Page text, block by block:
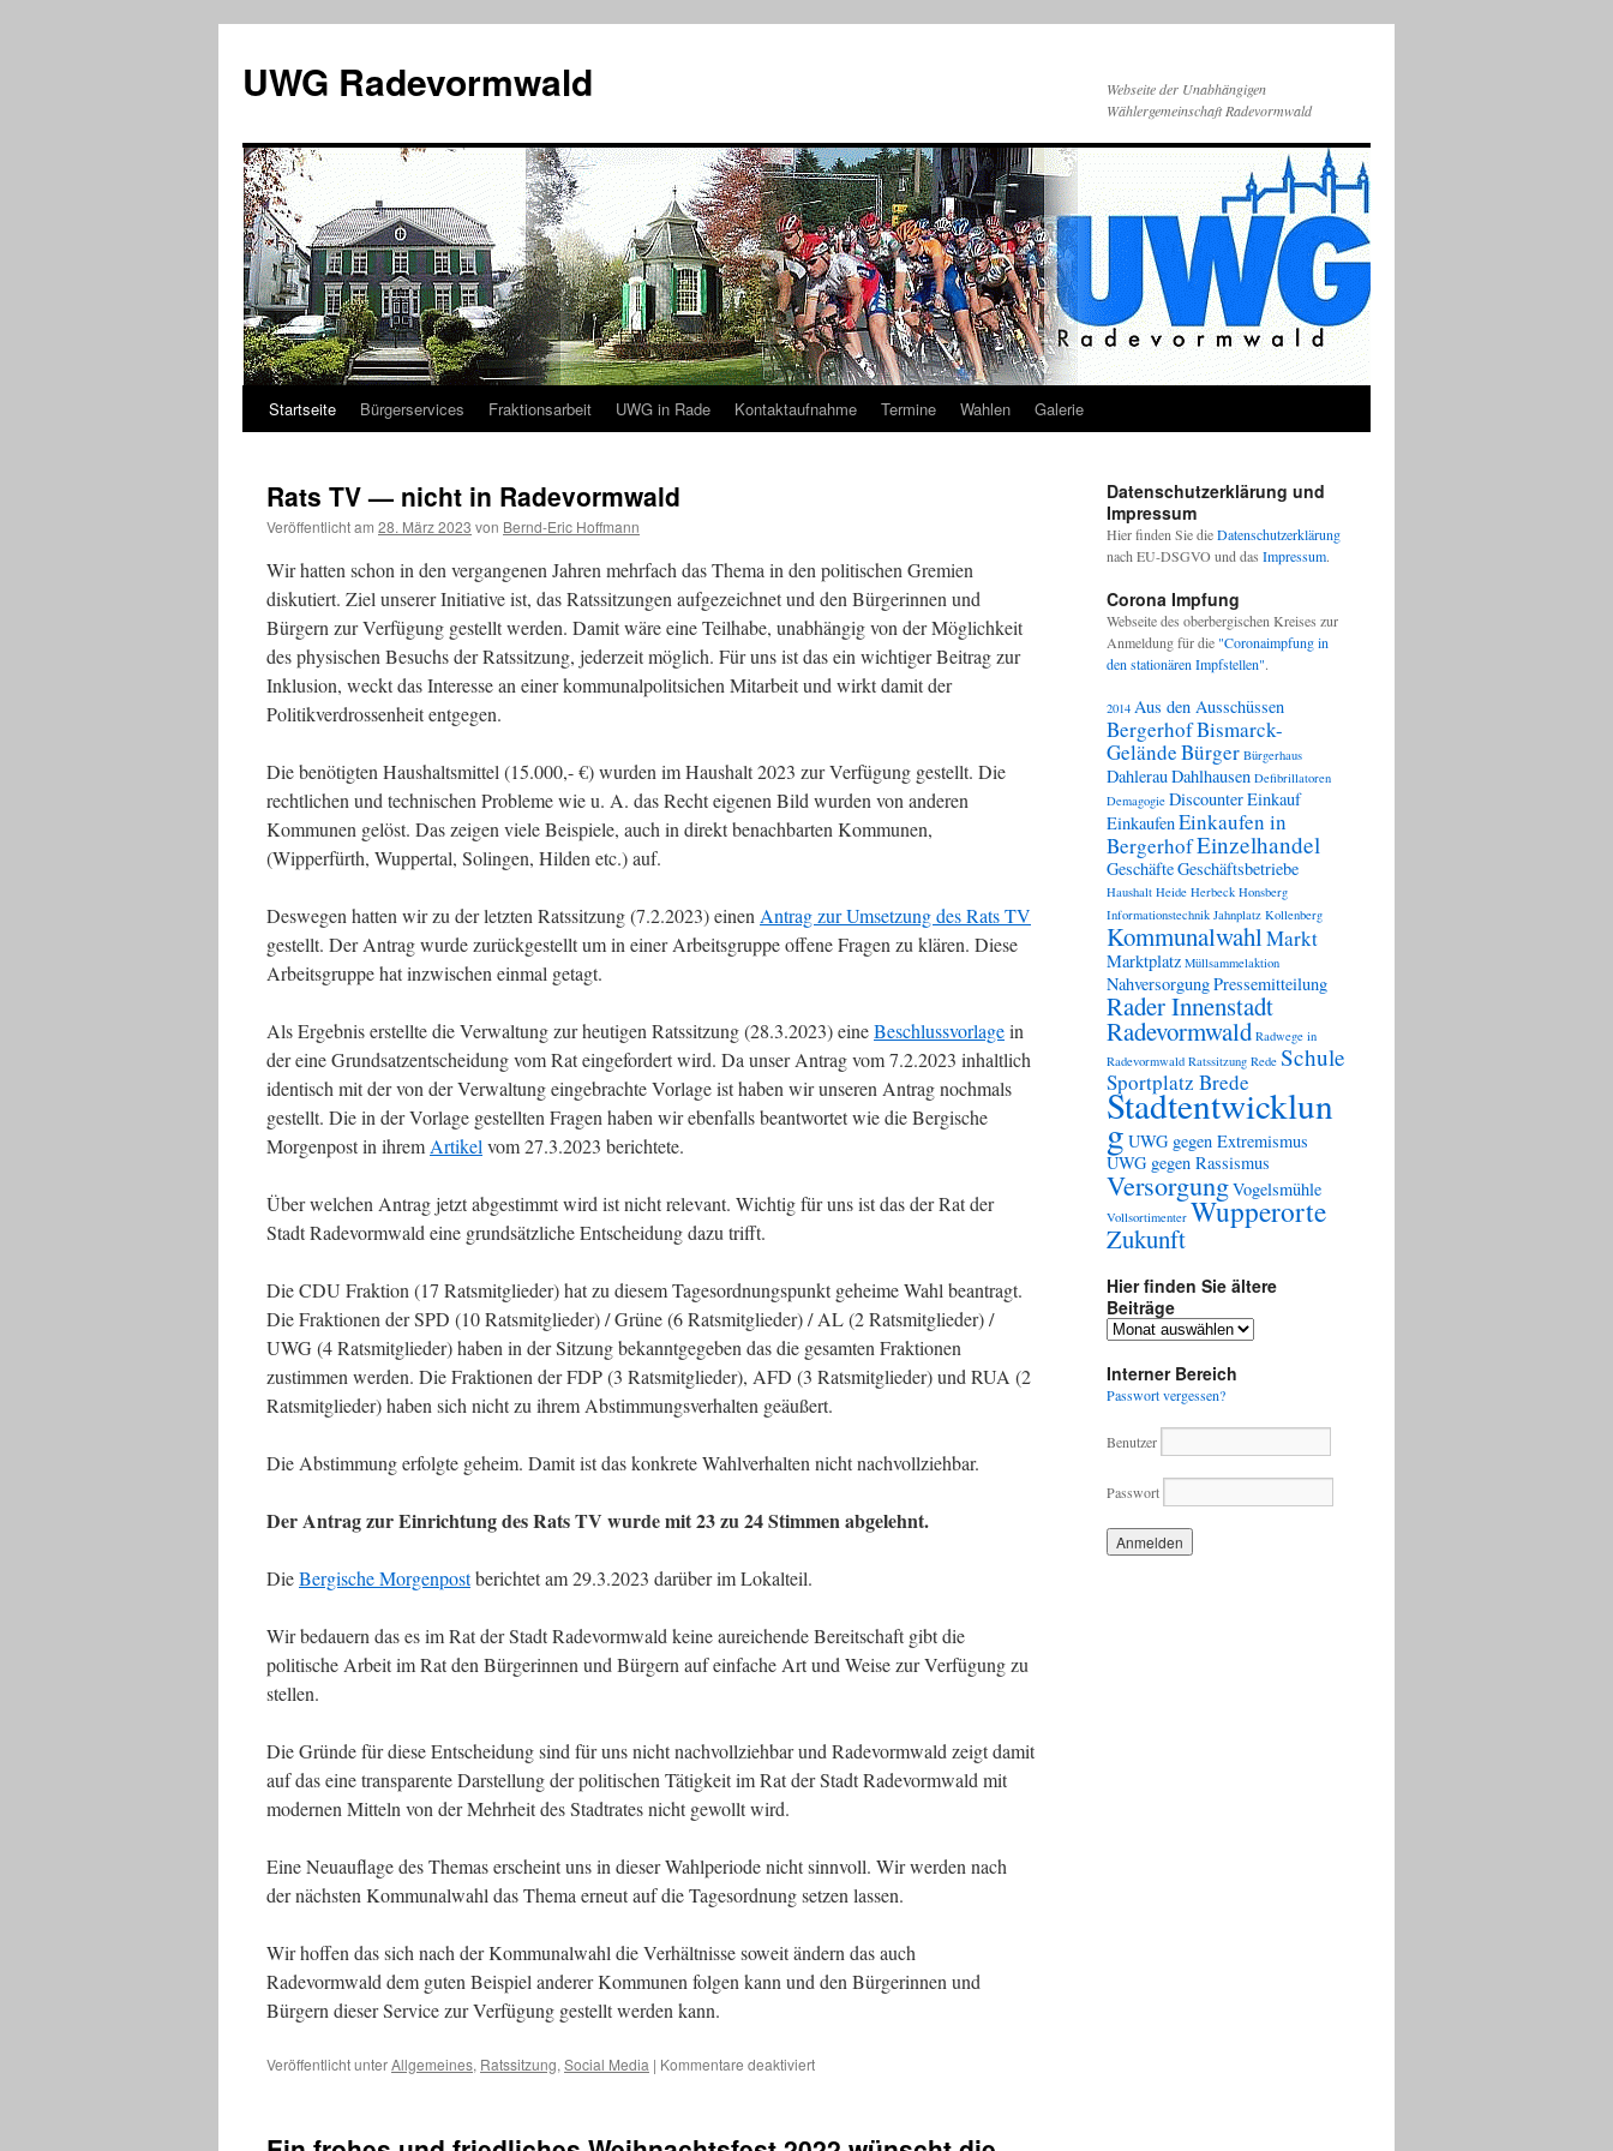
springen
UWG Radevormwald
Webseite der Unabhängigen
Wählergemeinschaft Radevormwald
Startseite Bürgerservices Fraktionsarbeit UWG in Rade Kontaktaufnahme Termine Wahlen Galerie
Rats TV — nicht in Radevormwald
Veröffentlicht am 28. März 2023 von Bernd-Eric Hoffmann
Wir hatten schon in den vergangenen Jahren mehrfach das Thema in den politischen Gremien
diskutiert. Ziel unserer Initiative ist, das Ratssitzungen aufgezeichnet und den Bürgerinnen und
Bürgern zur Verfügung gestellt werden. Damit wäre eine Teilhabe, unabhängig von der Möglichkeit
des physischen Besuchs der Ratssitzung, jederzeit möglich. Für uns ist das ein wichtiger Beitrag zur
Inklusion, weckt das Interesse an einer kommunalpolitsichen Mitarbeit und wirkt damit der
Politikverdrossenheit entgegen.
Die benötigten Haushaltsmittel (15.000,- €) wurden im Haushalt 2023 zur Verfügung gestellt. Die
rechtlichen und technischen Probleme wie u. A. das Recht eigenen Bild wurden von anderen
Kommunen gelöst. Das zeigen viele Beispiele, auch in direkt benachbarten Kommunen,
(Wipperfürth, Wuppertal, Solingen, Hilden etc.) auf.
Deswegen hatten wir zu der letzten Ratssitzung (7.2.2023) einen Antrag zur Umsetzung des Rats TV
gestellt. Der Antrag wurde zurückgestellt um in einer Arbeitsgruppe offene Fragen zu klären. Diese
Arbeitsgruppe hat inzwischen einmal getagt.
Als Ergebnis erstellte die Verwaltung zur heutigen Ratssitzung (28.3.2023) eineBeschlussvorlagein
der eine Grundsatzentscheidung vom Rat eingefordert wird. Da unser Antrag vom 7.2.2023 inhaltlich
identisch mit der von der Verwaltung eingebrachte Vorlage ist haben wir unseren Antrag nochmals
gestellt. Die in der Vorlage gestellten Fragen haben wir ebenfalls beantwortet wie die Bergische
Morgenpost in ihrem Artikel vom 27.3.2023 berichtete.
Über welchen Antrag jetzt abgestimmt wird ist nicht relevant. Wichtig für uns ist das der Rat der
Stadt Radevormwald eine grundsätzliche Entscheidung dazu trifft.
Die CDU Fraktion (17 Ratsmitglieder) hat zu diesem Tagesordnungspunkt geheime Wahl beantragt.
Die Fraktionen der SPD (10 Ratsmitglieder) / Grüne (6 Ratsmitglieder) / AL (2 Ratsmitglieder) /
UWG (4 Ratsmitglieder) haben in der Sitzung bekanntgegeben das die gesamten Fraktionen
zustimmen werden. Die Fraktionen der FDP (3 Ratsmitglieder), AFD (3 Ratsmitglieder) und RUA (2
Ratsmitglieder) haben sich nicht zu ihrem Abstimmungsverhalten geäußert.
Die Abstimmung erfolgte geheim. Damit ist das konkrete Wahlverhalten nicht nachvollziehbar.
Der Antrag zur Einrichtung des Rats TV wurde mit 23 zu 24 Stimmen abgelehnt.
DieBergische Morgenpostberichtet am 29.3.2023 darüber im Lokalteil.
Wir bedauern das es im Rat der Stadt Radevormwald keine aureichende Bereitschaft gibt die
politische Arbeit im Rat den Bürgerinnen und Bürgern auf einfache Art und Weise zur Verfügung zu
stellen.
Die Gründe für diese Entscheidung sind für uns nicht nachvollziehbar und Radevormwald zeigt damit
auf das eine transparente Darstellung der politischen Tätigkeit im Rat der Stadt Radevormwald mit
modernen Mitteln von der Mehrheit des Stadtrates nicht gewollt wird.
Eine Neuauflage des Themas erscheint uns in dieser Wahlperiode nicht sinnvoll. Wir werden nach
der nächsten Kommunalwahl das Thema erneut auf die Tagesordnung setzen lassen.
Wir hoffen das sich nach der Kommunalwahl die Verhältnisse soweit ändern das auch
Radevormwald dem guten Beispiel anderer Kommunen folgen kann und den Bürgerinnen und
Bürgern dieser Service zur Verfügung gestellt werden kann.
Veröffentlicht unterAllgemeines, Ratssitzung, Social Media | Kommentare deaktiviertfür
Datenschutzerklärung und
Impressum
Hier finden Sie dieDatenschutzerklärung
nach EU-DSGVO und das Impressum.
Corona Impfung
Webseite des oberbergischen Kreises zur
Anmeldung für die "Coronaimpfung in
den stationären Impfstellen".
2014 Aus den Ausschüssen
BergerhofBismarck-
GeländeBürger Bürgerhaus
DahlerauDahlhausen Defibrillatoren
Demagogie DiscounterEinkauf
EinkaufenEinkaufen in
BergerhofEinzelhandel
GeschäfteGeschäftsbetriebe
Haushalt Heide Herbeck Honsberg
Informationstechnik Jahnplatz Kollenberg
KommunalwahlMarkt
Marktplatz Müllsammelaktion
NahversorgungPressemitteilung
Rader Innenstadt
Radevormwald Radwege in
Radevormwald Ratssitzung Rede Schule
Sportplatz Brede
Stadtentwicklun
g UWG gegen Extremismus
UWG gegen Rassismus
VersorgungVogelsmühle
Vollsortimenter Wupperorte
Zukunft
Hier finden Sie ältere
Beiträge
Hier
Sie
ältere
Interner Bereich
Passwort vergessen?
Benutzer
Passwort